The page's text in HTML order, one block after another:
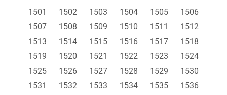
1501
1502 1503 1504 1505
1506
1507
1508 1509 1510 1511
1512
1513
1514 1515 1516 1517
1518
1519
1520 1521 1522 1523
1524
1525
1526 1527 1528 1529
1530
1531
1532 1533 1534 1535
1536